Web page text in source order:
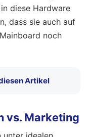
diese Hardware
dass sie auch auf
noch
Artikel
vs. Marketing